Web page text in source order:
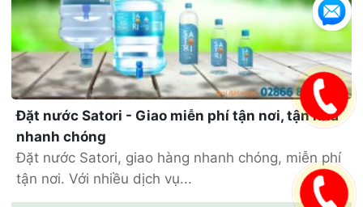
Đặt nước Satori - Giao miễn phí tận nơi, tận nhà
nhanh chóng
Đặt nước Satori, giao hàng nhanh chóng, miễn phí
tận nơi. Với nhiều dịch vụ...